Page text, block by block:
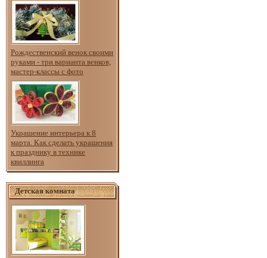
Рождественский венок своими
руками - три варианта венков,
мастер-классы с фото
Украшение интерьера к 8
марта. Как сделать украшения
к празднику в технике
квиллинга
Детская комната